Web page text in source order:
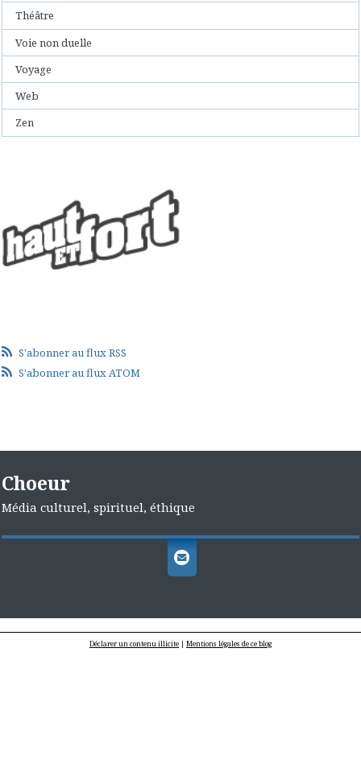
Théâtre
Voie non duelle
Voyage
Web
Zen
S'abonner au flux RSS
S'abonner au flux ATOM
Choeur
Média culturel, spirituel, éthique
Déclarer un contenu illicite | Mentions légales de ce blog